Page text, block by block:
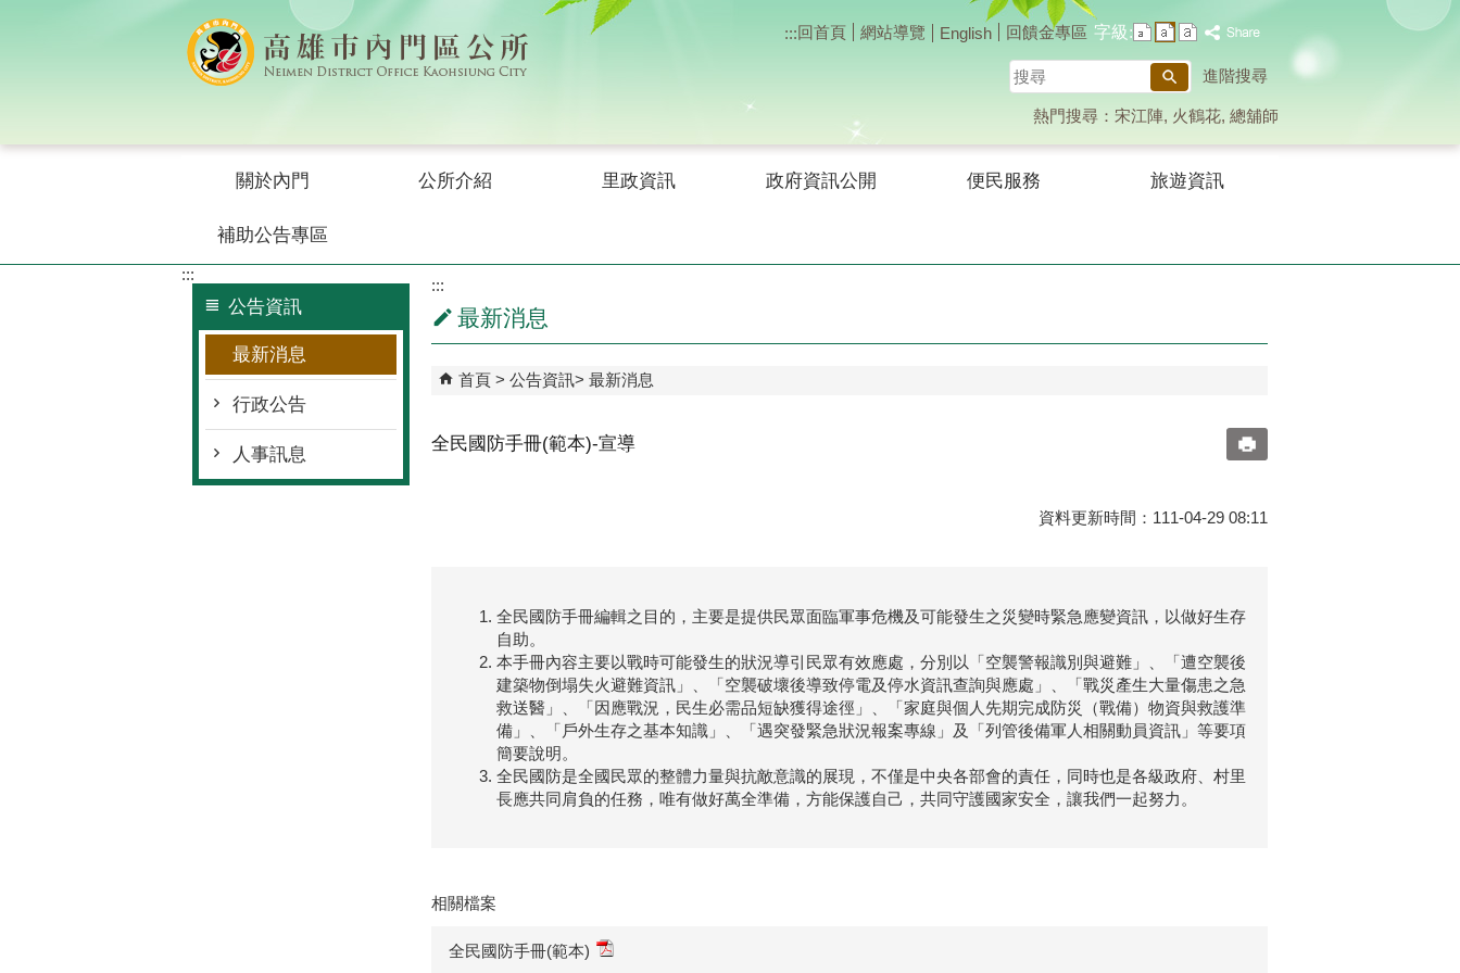
:::回首頁 網站導覽 English 回饋金專區 字級:
搜
尋
進階搜尋
熱門搜尋： 宋江陣 火鶴花 總舖師
關於內門 公所介紹 里政資訊 政府資訊公開 便民服務 旅遊資訊
補助公告專區
:::
公告資訊
最新消息
行政公告
人事訊息
:::
最新消息
首頁 公告資訊 最新消息
全民國防手冊(範本)-宣導
資料更新時間：111-04-29 08:11
全民國防手冊編輯之目的，主要是提供民眾面臨軍事危機及可能發生之災變時緊急應變資訊，以做好生存
自助。
本手冊內容主要以戰時可能發生的狀況導引民眾有效應處，分別以「空襲警報識別與避難」、「遭空襲後
建築物倒塌失火避難資訊」、「空襲破壞後導致停電及停水資訊查詢與應處」、「戰災產生大量傷患之急
救送醫」、「因應戰況，民生必需品短缺獲得途徑」、「家庭與個人先期完成防災（戰備）物資與救護準
備」、「戶外生存之基本知識」、「遇突發緊急狀況報案專線」及「列管後備軍人相關動員資訊」等要項
簡要說明。
全民國防是全國民眾的整體力量與抗敵意識的展現，不僅是中央各部會的責任，同時也是各級政府、村里
長應共同肩負的任務，唯有做好萬全準備，方能保護自己，共同守護國家安全，讓我們一起努力。
相關檔案
全民國防手冊(範本)